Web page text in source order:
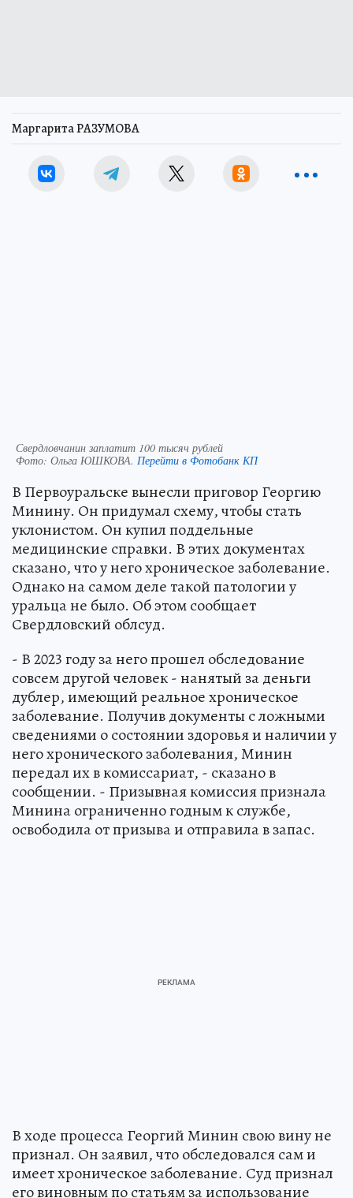
Маргарита РАЗУМОВА
Свердловчанин заплатит 100 тысяч рублей
Фото: Ольга ЮШКОВА. Перейти в Фотобанк КП
В Первоуральске вынесли приговор Георгию
Минину. Он придумал схему, чтобы стать
уклонистом. Он купил поддельные
медицинские справки. В этих документах
сказано, что у него хроническое заболевание.
Однако на самом деле такой патологии у
уральца не было. Об этом сообщает
Свердловский облсуд.
- В 2023 году за него прошел обследование
совсем другой человек - нанятый за деньги
дублер, имеющий реальное хроническое
заболевание. Получив документы с ложными
сведениями о состоянии здоровья и наличии у
него хронического заболевания, Минин
передал их в комиссариат, - сказано в
сообщении. - Призывная комиссия признала
Минина ограниченно годным к службе,
освободила от призыва и отправила в запас.
В ходе процесса Георгий Минин свою вину не
признал. Он заявил, что обследовался сам и
имеет хроническое заболевание. Суд признал
его виновным по статьям за использование